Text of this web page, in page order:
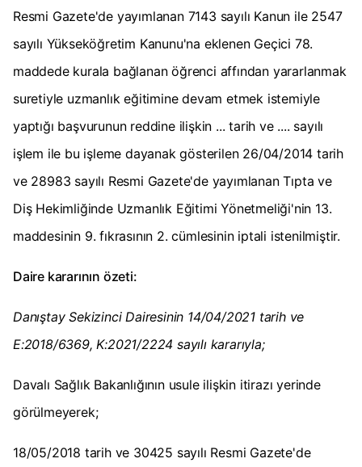
Resmi Gazete'de yayımlanan 7143 sayılı Kanun ile 2547
sayılı Yükseköğretim Kanunu'na eklenen Geçici 78.
maddede kurala bağlanan öğrenci affından yararlanmak
suretiyle uzmanlık eğitimine devam etmek istemiyle
yaptığı başvurunun reddine ilişkin ... tarih ve .... sayılı
işlem ile bu işleme dayanak gösterilen 26/04/2014 tarih
ve 28983 sayılı Resmi Gazete'de yayımlanan Tıpta ve
Diş Hekimliğinde Uzmanlık Eğitimi Yönetmeliği'nin 13.
maddesinin 9. fıkrasının 2. cümlesinin iptali istenilmiştir.
Daire kararının özeti:
Danıştay Sekizinci Dairesinin 14/04/2021 tarih ve
E:2018/6369, K:2021/2224 sayılı kararıyla;
Davalı Sağlık Bakanlığının usule ilişkin itirazı yerinde
görülmeyerek;
18/05/2018 tarih ve 30425 sayılı Resmi Gazete'de